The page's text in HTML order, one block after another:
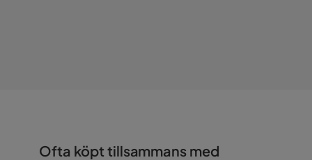
Ofta köpt tillsammans med